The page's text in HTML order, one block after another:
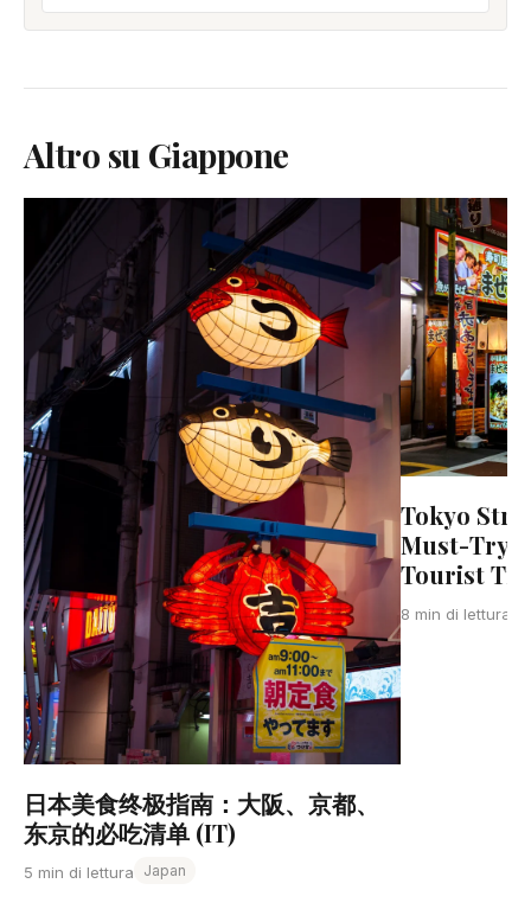
Altro su Giappone
日本美食终极指南：大阪、京都、
东京的必吃清单 (IT)
5 min di lettura Japan
Tokyo
Must-Try
Tourist
8 min di lettura